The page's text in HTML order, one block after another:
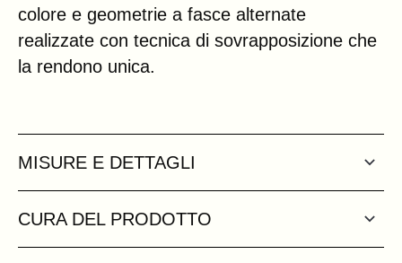
colore e geometrie a fasce alternate
realizzate con tecnica di sovrapposizione che
la rendono unica.
MISURE E DETTAGLI
CURA DEL PRODOTTO